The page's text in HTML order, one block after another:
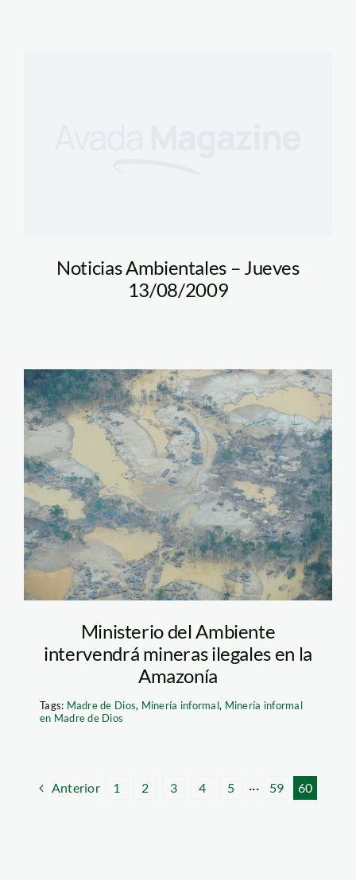
Noticias Ambientales – Jueves
13/08/2009
guacamayo_ortiz_enrique0
Ministerio del Ambiente
intervendrá mineras ilegales en la
Amazonía
Tags: Madre de Dios, Minería informal, Minería informal
en Madre de Dios
Anterior 1 2 3 4 5 ··· 59 60